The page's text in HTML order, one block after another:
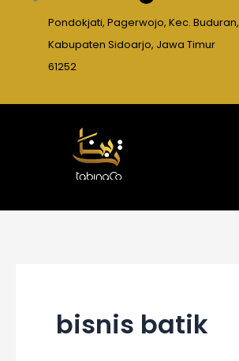
Pondokjati, Pagerwojo, Kec. Buduran,
Kabupaten Sidoarjo, Jawa Timur
61252
bisnis batik